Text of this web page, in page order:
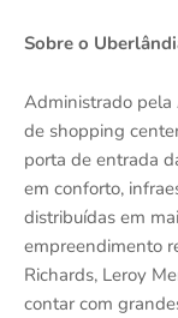
Sobre o
Administrado pela
de shopping
porta de entrada
em conforto,
distribuídas em
empreendimento
Richards, Leroy
contar com